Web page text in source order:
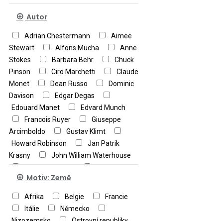
Autor
Adrian Chestermann
Aimee
Stewart
Alfons Mucha
Anne
Stokes
Barbara Behr
Chuck
Pinson
Ciro Marchetti
Claude
Monet
Dean Russo
Dominic
Davison
Edgar Degas
Edouard Manet
Edvard Munch
Francois Ruyer
Giuseppe
Arcimboldo
Gustav Klimt
Howard Robinson
Jan Patrik
Krasny
John William Waterhouse
Kandinskij Vasilij
Leonardo da
Vinci
Louis Toffoli
Michelangelo Buonarroti
Boheme
Paul Cézanne
Pierre-Auguste Renoir
Motiv: Země
Afrika Belgie
Francie
Itálie
Německo